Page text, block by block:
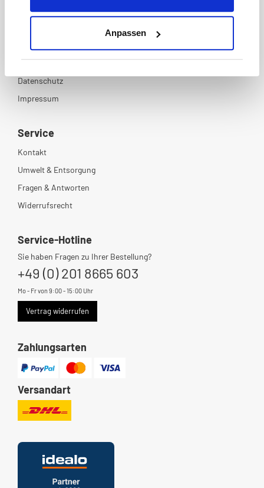
Anpassen
AGB
Datenschutz
Impressum
Service
Kontakt
Umwelt & Entsorgung
Fragen & Antworten
Widerrufsrecht
Service-Hotline
Sie haben Fragen zu Ihrer Bestellung?
+49 (0) 201 8665 603
Mo - Fr von 9:00 - 15:00 Uhr
Vertrag widerrufen
Zahlungsarten
Versandart